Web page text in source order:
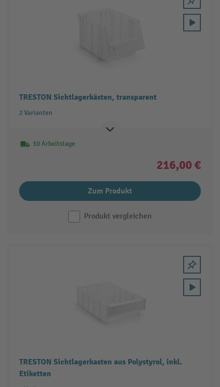
TRESTON Sichtlagerkästen, transparent
2 Varianten
10 Arbeitstage
216,00 €
Zum Produkt
Produkt vergleichen
TRESTON Sichtlagerkasten aus Polystyrol, inkl.
Etiketten